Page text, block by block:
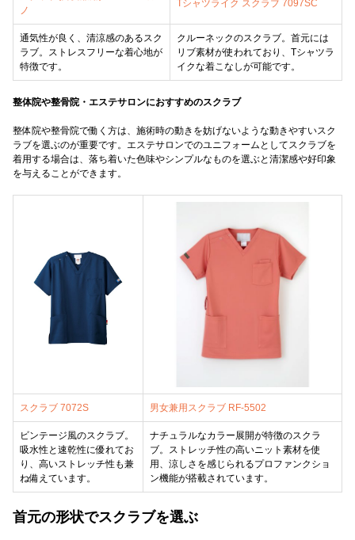
ノ
Tシャツライク スクラブ 7097SC
通気性が良く、清涼感のあるスク
ラブ。ストレスフリーな着心地が
特徴です。
クルーネックのスクラブ。首元には
リブ素材が使われており、Tシャツラ
イクな着こなしが可能です。
整体院や整骨院・エステサロンにおすすめのスクラブ
整体院や整骨院で働く方は、施術時の動きを妨げないような動きやすいスク
ラブを選ぶのが重要です。エステサロンでのユニフォームとしてスクラブを
着用する場合は、落ち着いた色味やシンプルなものを選ぶと清潔感や好印象
を与えることができます。
スクラブ 7072S 男女兼用スクラブ RF-5502
ビンテージ風のスクラブ。
吸水性と速乾性に優れてお
り、高いストレッチ性も兼
ね備えています。
ナチュラルなカラー展開が特徴のスクラ
ブ。ストレッチ性の高いニット素材を使
用、涼しさを感じられるプロファンクショ
ン機能が搭載されています。
首元の形状でスクラブを選ぶ